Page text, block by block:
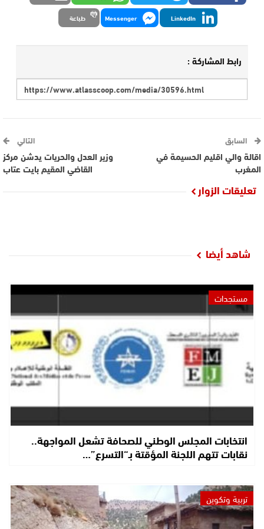
LinkedIn
Messenger طباعة
رابط المشاركة :
السابق
اقالة والي اقليم الحسيمة في
المغرب
التالي
وزير العدل والحريات يدشن مركز
القاضي المقيم بايت عتاب
تعليقات الزوار
شاهد أيضا
مستجدات
انتخابات المجلس الوطني للصحافة تشعل المواجهة..
نقابات تتهم اللجنة المؤقتة بـ“التسرع”…
تربية وتكوين